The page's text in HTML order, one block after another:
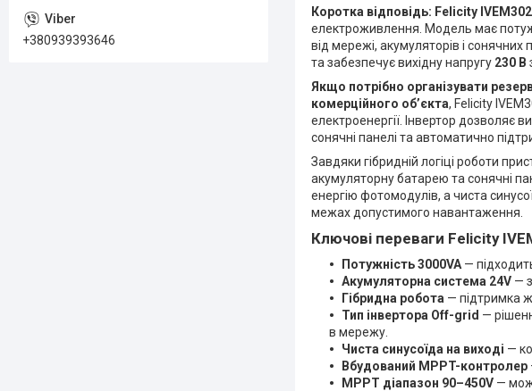
Коротка відповідь: Felicity
електроживлення. Модель має
від мережі, акумуляторів і
та забезпечує вихідну напругу 230 В
Якщо потрібно організувати
комерційного об’єкта, Felicity
електроенергії. Інвертор
сонячні панелі та автоматично
Завдяки гібридній логіці роботи
акумуляторну батарею та сонячні
енергію фотомодулів, а чиста
межах допустимого навантаження.
Ключові переваги Felicity
Потужність 3000VA —
Акумуляторна система 24V —
Гібридна робота — підтримка
Тип інвертора Off-grid —
в мережу.
Чиста синусоїда на виході —
Вбудований MPPT-контролер
MPPT діапазон 90–450V —
+380939393646